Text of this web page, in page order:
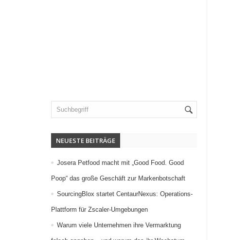
NEUESTE BEITRÄGE
Josera Petfood macht mit „Good Food. Good
Poop“ das große Geschäft zur Markenbotschaft
SourcingBlox startet CentaurNexus: Operations-
Plattform für Zscaler-Umgebungen
Warum viele Unternehmen ihre Vermarktung